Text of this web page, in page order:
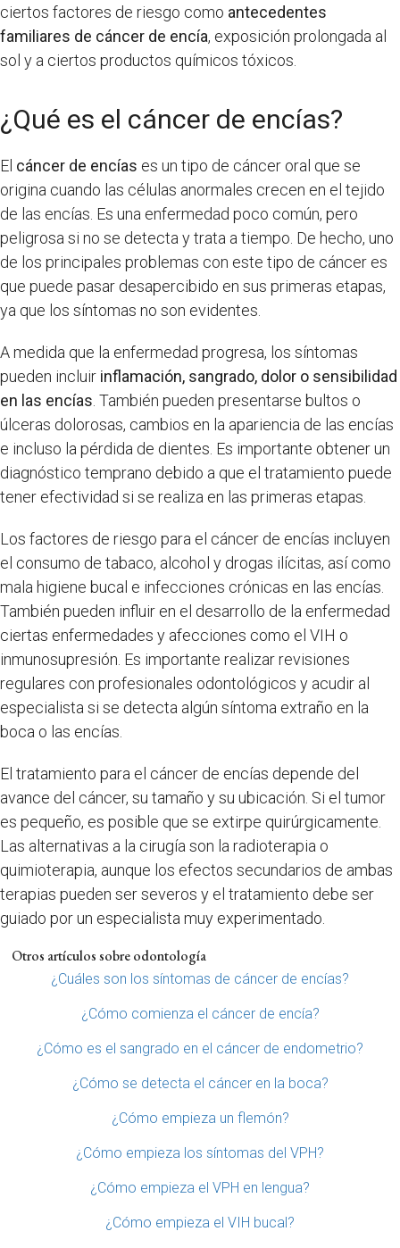
ciertos factores de riesgo como antecedentes
familiares de cáncer de encía, exposición prolongada al
sol y a ciertos productos químicos tóxicos.
¿Qué es el cáncer de encías?
El cáncer de encías es un tipo de cáncer oral que se
origina cuando las células anormales crecen en el tejido
de las encías. Es una enfermedad poco común, pero
peligrosa si no se detecta y trata a tiempo. De hecho, uno
de los principales problemas con este tipo de cáncer es
que puede pasar desapercibido en sus primeras etapas,
ya que los síntomas no son evidentes.
A medida que la enfermedad progresa, los síntomas
pueden incluir inflamación, sangrado, dolor o sensibilidad
en las encías . También pueden presentarse bultos o
úlceras dolorosas, cambios en la apariencia de las encías
e incluso la pérdida de dientes. Es importante obtener un
diagnóstico temprano debido a que el tratamiento puede
tener efectividad si se realiza en las primeras etapas.
Los factores de riesgo para el cáncer de encías incluyen
el consumo de tabaco, alcohol y drogas ilícitas, así como
mala higiene bucal e infecciones crónicas en las encías.
También pueden influir en el desarrollo de la enfermedad
ciertas enfermedades y afecciones como el VIH o
inmunosupresión. Es importante realizar revisiones
regulares con profesionales odontológicos y acudir al
especialista si se detecta algún síntoma extraño en la
boca o las encías.
El tratamiento para el cáncer de encías depende del
avance del cáncer, su tamaño y su ubicación. Si el tumor
es pequeño, es posible que se extirpe quirúrgicamente.
Las alternativas a la cirugía son la radioterapia o
quimioterapia, aunque los efectos secundarios de ambas
terapias pueden ser severos y el tratamiento debe ser
guiado por un especialista muy experimentado.
Otros artículos sobre odontología
¿Cuáles son los síntomas de cáncer de encías?
¿Cómo comienza el cáncer de encía?
¿Cómo es el sangrado en el cáncer de endometrio?
¿Cómo se detecta el cáncer en la boca?
¿Cómo empieza un flemón?
¿Cómo empieza los síntomas del VPH?
¿Cómo empieza el VPH en lengua?
¿Cómo empieza el VIH bucal?